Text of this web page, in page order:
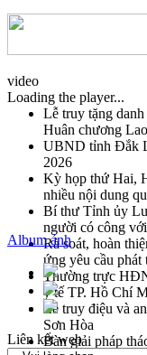
video
Loading the player...
Lễ truy tặng
Huân chương
UBND tỉnh Đắk
2026
Kỳ họp thứ Hai,
nhiều nội dung
Bí thư Tỉnh ủy
người có công
Rà soát, hoàn
ứng yêu cầu phát
Thường trực
y tế TP. Hồ Chí
Lễ truy điệu và
Sơn Hòa
Bàn giải pháp
Album ảnh
Liên kết web